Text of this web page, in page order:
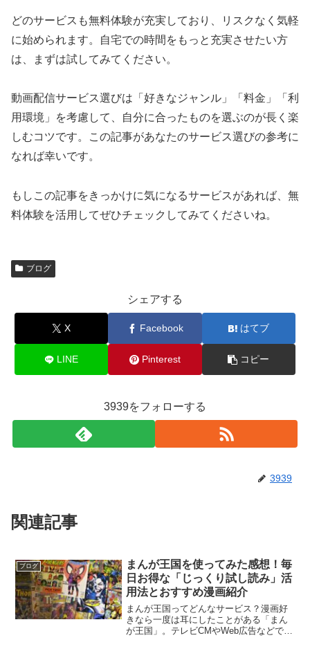
どのサービスも無料体験が充実しており、リスクなく気軽
に始められます。自宅での時間をもっと充実させたい方
は、まずは試してみてください。
動画配信サービス選びは「好きなジャンル」「料金」「利
用環境」を考慮して、自分に合ったものを選ぶのが長く楽
しむコツです。この記事があなたのサービス選びの参考に
なれば幸いです。
もしこの記事をきっかけに気になるサービスがあれば、無
料体験を活用してぜひチェックしてみてくださいね。
ブログ
シェアする
X Facebook はてブ
LINE Pinterest コピー
3939をフォローする
3939
関連記事
ブログ
まんが王国を使ってみた感想！毎
日お得な「じっくり試し読み」活
用法とおすすめ漫画紹介
まんが王国ってどんなサービス？漫画好
きなら一度は耳にしたことがある「まん
が王国」。テレビCMやWeb広告などで目